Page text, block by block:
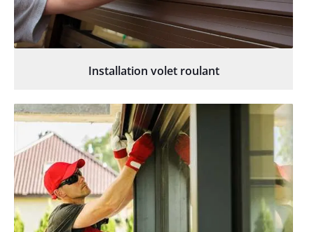
Installation volet roulant